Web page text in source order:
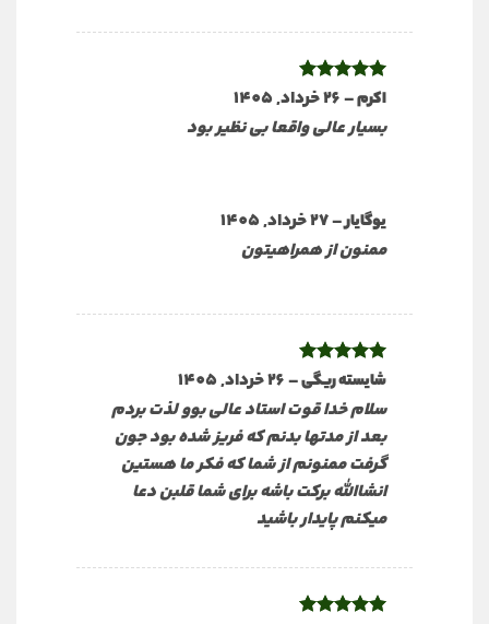
نمره 5از
اکرم–26 خرداد, 1405
بسیار عالی واقعا بی نظیر بود
یوگایار–27 خرداد, 1405
ممنون از همراهیتون
نمره5از
شایسته ریگی–26 خرداد, 1405
سلام خدا قوت استاد عالی بوو لذت بردم
بعد از مدتها بدنم که فریز شده بود جون
گرفت ممنونم از شما که فکر ما هستین
انشاالله برکت باشه برای شما قلبن دعا
میکنم پایدار باشید